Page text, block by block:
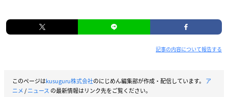
記事の内容について報告する
このページはkusuguru株式会社のにじめん編集部が作成・配信しています。 ア
ニメ/ニュース の最新情報はリンク先をご覧ください。